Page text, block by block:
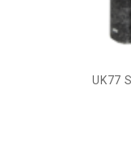
UK77